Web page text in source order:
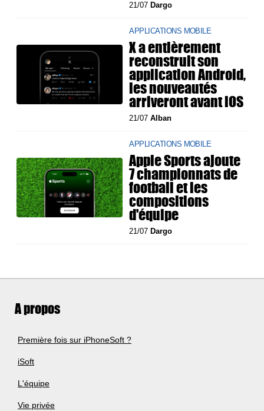
21/07 Dargo
APPLICATIONS MOBILE
X a entièrement
reconstruit son
application Android,
les nouveautés
arriveront avant iOS
21/07Alban
APPLICATIONS MOBILE
Apple Sports ajoute
7 championnats de
football et les
compositions
d'équipe
21/07 Dargo
A propos
Première fois sur iPhoneSoft ?
iSoft
L'équipe
Vie privée